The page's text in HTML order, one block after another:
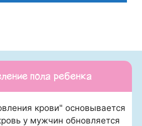
пола ребенка
крови" основывается
у мужчин обновляется